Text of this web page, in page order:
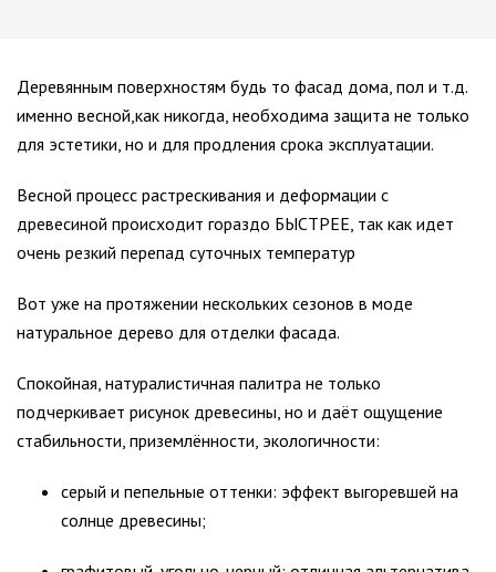
Деревянным поверхностям будь то фасад дома, пол и т.д.
именно весной,как никогда, необходима защита не только
для эстетики, но и для продления срока эксплуатации.
Весной процесс растрескивания и деформации с
древесиной происходит гораздо БЫСТРЕЕ, так как идет
очень резкий перепад суточных температур
Вот уже на протяжении нескольких сезонов в моде
натуральное дерево для отделки фасада.
Спокойная, натуралистичная палитра не только
подчеркивает рисунок древесины, но и даёт ощущение
стабильности, приземлённости, экологичности:
серый и пепельные оттенки: эффект выгоревшей на
солнце древесины;